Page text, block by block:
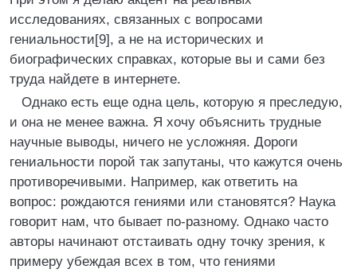
исследованиях, связанных с вопросами
гениальности[9], а не на исторических и
биографических справках, которые вы и сами без
труда найдете в интернете.
Однако есть еще одна цель, которую я преследую,
и она не менее важна. Я хочу объяснить трудные
научные выводы, ничего не усложняя. Дороги
гениальности порой так запутаны, что кажутся очень
противоречивыми. Например, как ответить на
вопрос: рождаются гениями или становятся? Наука
говорит нам, что бывает по-разному. Однако часто
авторы начинают отстаивать одну точку зрения, к
примеру убеждая всех в том, что гениями